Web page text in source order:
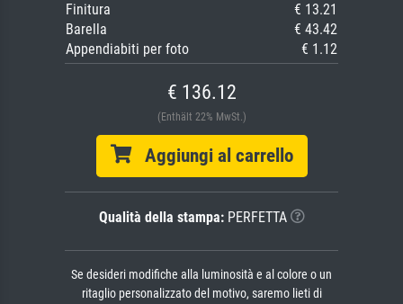
Finitura
€ 13.21
Barella
€ 43.42
Appendiabiti per foto
€ 1.12
€ 136.12
(Enthält 22% MwSt.)
Aggiungi al carrello
Qualità della stampa:PERFETTA
Se desideri modifiche alla luminosità e al colore o un
ritaglio personalizzato del motivo, saremo lieti di